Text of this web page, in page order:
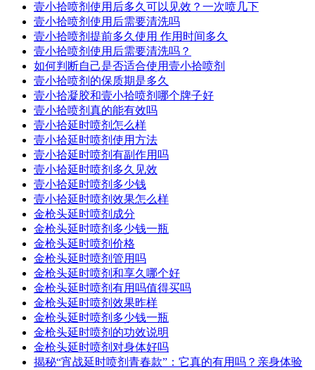
壹小拾喷剂使用后多久可以见效？一次喷几下
壹小拾喷剂使用后需要清洗吗
壹小拾喷剂提前多久使用 作用时间多久
壹小拾喷剂使用后需要清洗吗？
如何判断自己是否适合使用壹小拾喷剂
壹小拾喷剂的保质期是多久
壹小拾凝胶和壹小拾喷剂哪个牌子好
壹小拾喷剂真的能有效吗
壹小拾延时喷剂怎么样
壹小拾延时喷剂使用方法
壹小拾延时喷剂有副作用吗
壹小拾延时喷剂多久见效
壹小拾延时喷剂多少钱
壹小拾延时喷剂效果怎么样
金枪头延时喷剂成分
金枪头延时喷剂多少钱一瓶
金枪头延时喷剂价格
金枪头延时喷剂管用吗
金枪头延时喷剂和享久哪个好
金枪头延时喷剂有用吗值得买吗
金枪头延时喷剂效果昨样
金枪头延时喷剂多少钱一瓶
金枪头延时喷剂的功效说明
金枪头延时喷剂对身体好吗
揭秘“宵战延时喷剂青春款”：它真的有用吗？亲身体验